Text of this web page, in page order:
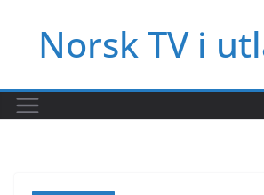
innholdetNorsk TV i